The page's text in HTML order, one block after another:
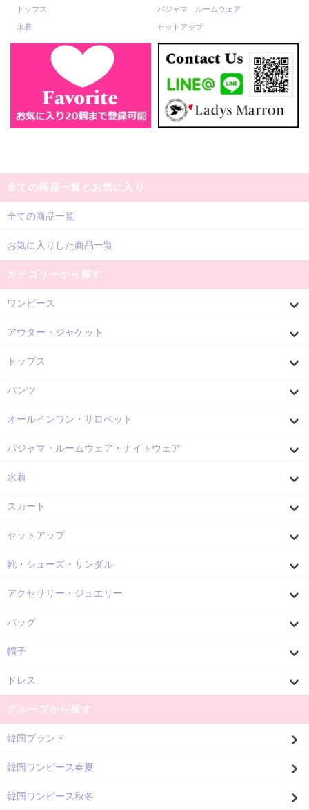
トップス パジャマ ルームウェア
水着 セットアップ
全ての商品一覧とお気に入り
全ての商品一覧
お気に入りした商品一覧
カテゴリーから探す
ワンピース
アウター・ジャケット
トップス
パンツ
オールインワン・サロペット
パジャマ・ルームウェア・ナイトウェア
水着
スカート
セットアップ
靴・シューズ・サンダル
アクセサリー・ジュエリー
バッグ
帽子
ドレス
グループから探す
韓国ブランド
韓国ワンピース春夏
韓国ワンピース秋冬